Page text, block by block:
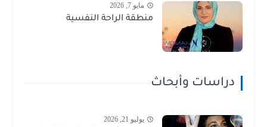
مايو 7, 2026
منطقة الراحة النفسية
دراسات وأبحاث
يوليو 21, 2026